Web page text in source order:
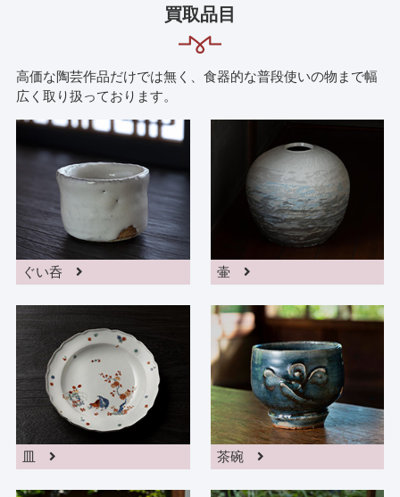
買取品目
高価な陶芸作品だけでは無く、食器的な普段使いの物まで幅
広く取り扱っております。
ぐい呑 壷
皿 茶碗